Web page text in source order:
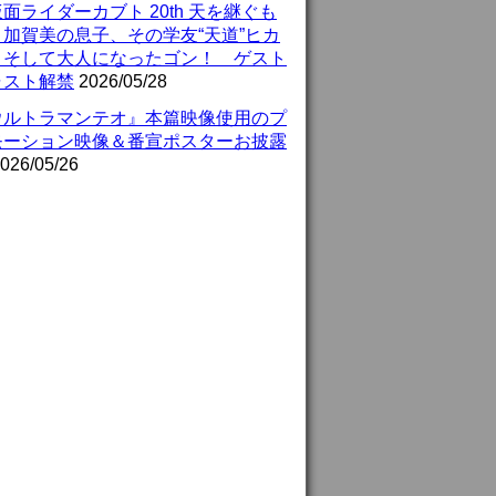
面ライダーカブト 20th 天を継ぐも
賀美の息子、その学友“天道”ヒカ
そして大人になったゴン！ ゲスト
スト解禁 2026/05/28
ルトラマンテオ』本篇映像使用のプ
ーション映像＆番宣ポスターお披露
05/26